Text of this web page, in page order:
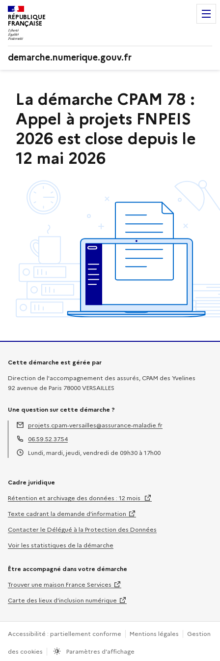
RÉPUBLIQUE
FRANÇAISE
demarche.numerique.gouv.fr
La démarche CPAM 78 :
Appel à projets FNPEIS
2026 est close depuis le
12 mai 2026
Informations sur la démarche
Cette démarche est gérée par
Direction de l'accompagnement des assurés, CPAM des Yvelines
92 avenue de Paris 78000 VERSAILLES
Une question sur cette démarche ?
Adresse électronique :
projets.cpam-versailles@assurance-maladie.fr
Téléphone :
06.59.52.37.54
Lundi, mardi, jeudi, vendredi de 09h30 à 17h00
Cadre juridique
Rétention et archivage des données : 12 mois
Texte cadrant la demande d’information
Contacter le Délégué à la Protection des Données
Voir les statistiques de la démarche
Être accompagné dans votre démarche
Trouver une maison France Services
Carte des lieux d’inclusion numérique
Accessibilité : partiellement conforme Mentions légales Gestion
des cookies Paramètres d’affichage